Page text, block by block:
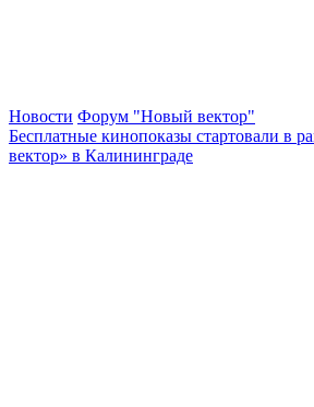
Новости Форум "Новый вектор"
Бесплатные кинопоказы стартовали в
вектор» в Калининграде